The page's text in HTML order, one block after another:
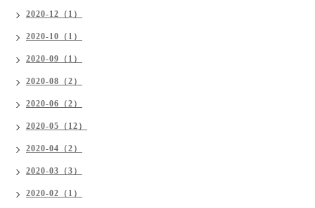
2020-12（1）
2020-10（1）
2020-09（1）
2020-08（2）
2020-06（2）
2020-05（12）
2020-04（2）
2020-03（3）
2020-02（1）